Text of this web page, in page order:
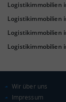
Euro pro Kopf
(Landkreis /
Logistikimmobilien
Logistikimmobilien
Logistikimmobilien
Logistikimmobilien
Wir über uns
Impressum